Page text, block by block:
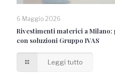
6 Maggio 2026
Rivestimenti materici a
con soluzioni Gruppo IVAS
Leggi tutto